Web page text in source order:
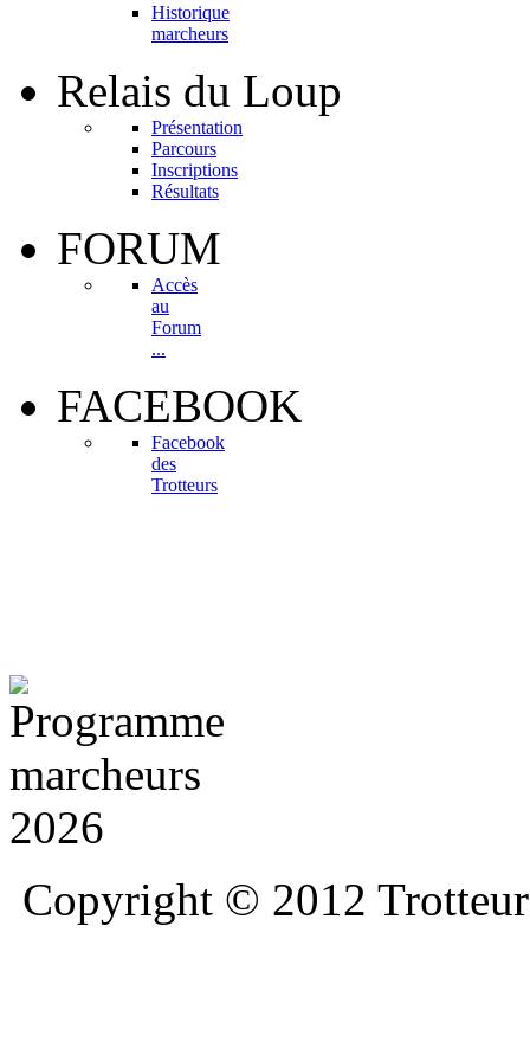
Historique
marcheurs
Relais du Loup
Présentation
Parcours
Inscriptions
Résultats
FORUM
Accès
au
Forum
...
FACEBOOK
Facebook
des
Trotteurs
Copyright © 2012